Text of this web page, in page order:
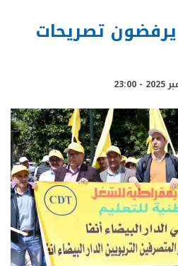
يرفضون تصريحات